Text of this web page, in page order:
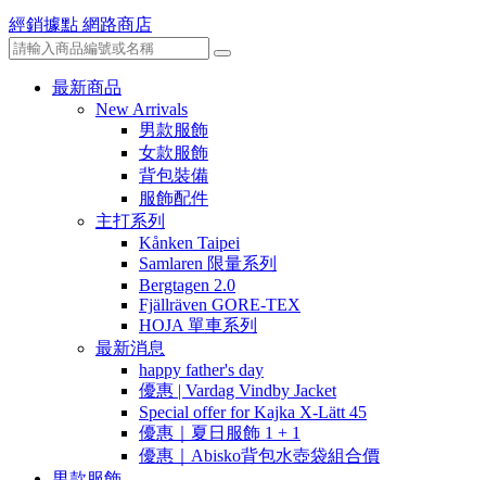
經銷據點 網路商店
最新商品
New Arrivals
男款服飾
女款服飾
背包裝備
服飾配件
主打系列
Kånken Taipei
Samlaren 限量系列
Bergtagen 2.0
Fjällräven GORE-TEX
HOJA 單車系列
最新消息
happy father's day
優惠 | Vardag Vindby Jacket
Special offer for Kajka X-Lätt 45
優惠｜夏日服飾 1 + 1
優惠｜Abisko背包水壺袋組合價